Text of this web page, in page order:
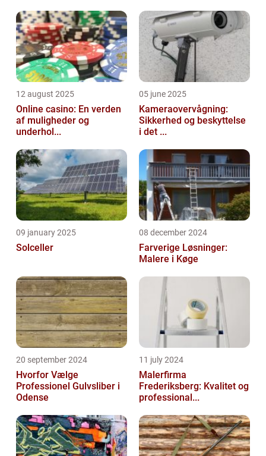
12 august 2025
Online casino: En verden
af muligheder og
underhol...
05 june 2025
Kameraovervågning:
Sikkerhed og beskyttelse
i det ...
09 january 2025
Solceller
08 december 2024
Farverige Løsninger:
Malere i Køge
20 september 2024
Hvorfor Vælge
Professionel Gulvsliber i
Odense
11 july 2024
Malerfirma
Frederiksberg: Kvalitet og
professional...